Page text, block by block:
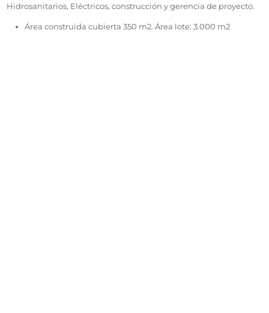
Hidrosanitarios, Eléctricos, construcción y gerencia de proyecto.
Área construida cubierta 350 m2. Área lote: 3.000 m2